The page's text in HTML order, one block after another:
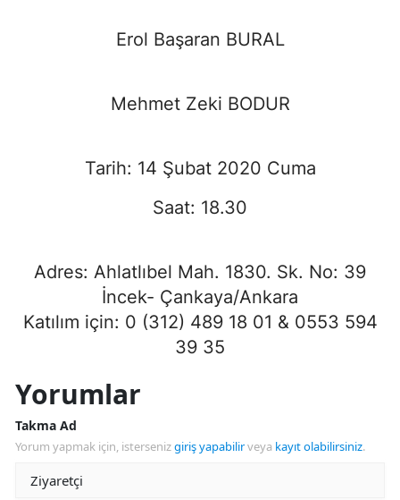
Erol Başaran BURAL
Mehmet Zeki BODUR
Tarih: 14 Şubat 2020 Cuma
Saat: 18.30
Adres: Ahlatlıbel Mah. 1830. Sk. No: 39
İncek- Çankaya/Ankara
Katılım için: 0 (312) 489 18 01 & 0553 594
39 35
Yorumlar
Takma Ad
Yorum yapmak için, istersenizgiriş yapabilirveya kayıt olabilirsiniz.